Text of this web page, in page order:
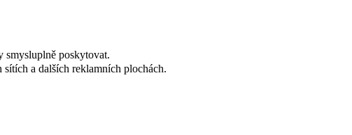
smysluplně poskytovat.
a dalších reklamních plochách.